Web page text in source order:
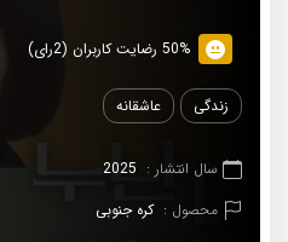
50% رضایت کاربران (2رای)
زندگی عاشقانه
سال انتشار : 2025
محصول : کره جنوبی